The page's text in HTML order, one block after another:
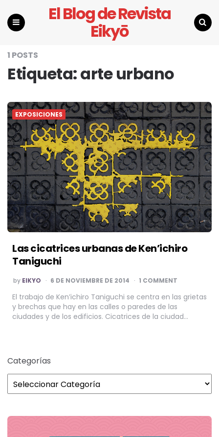
El Blog de Revista
Eikyō
1 POSTS
Etiqueta:arte urbano
EXPOSICIONES
Las cicatrices urbanas de Ken’ichiro
Taniguchi
POSTED
BY
by EIKYO 6 DE NOVIEMBRE DE 2014 1 COMMENT
El trabajo de Ken’ichiro Taniguchi se centra en las grietas
y brechas que hay en las calles o paredes de las
ciudades y de los edificios. Cicatrices de la ciudad…
Categorías